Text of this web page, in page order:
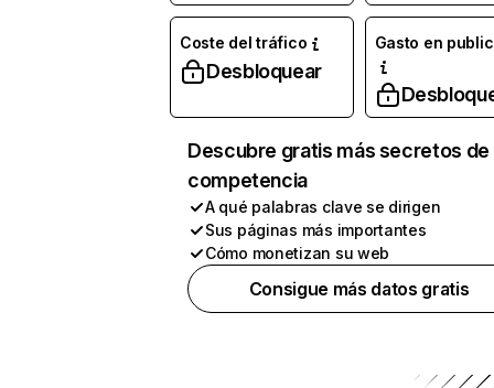
Coste del tráfico
Desbloquear
Gasto en
Descubre gratis más secretos de
competencia
A qué palabras clave se dirigen
Sus páginas más importantes
Cómo monetizan su web
Consigue más datos gratis